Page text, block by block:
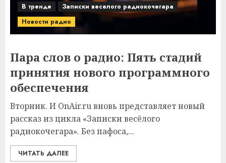
В тренде
Записки веселого радиокочегара
Новости радио
Пара слов о радио: Пять стадий
принятия нового программного
обеспечения
Вторник. И OnAir.ru вновь представляет новый
рассказ из цикла «Записки весёлого
радиокочегара». Без пафоса,...
ЧИТАТЬ ДАЛЕЕ